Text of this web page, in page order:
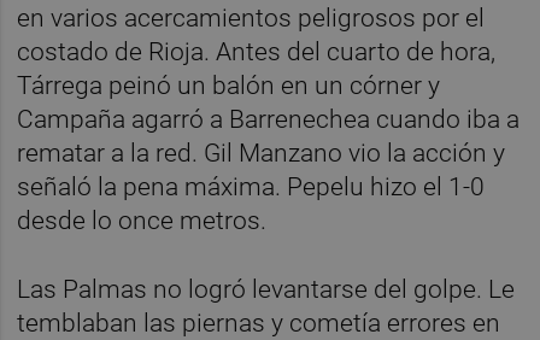
en varios acercamientos peligrosos por el
costado de Rioja. Antes del cuarto de hora,
Tárrega peinó un balón en un córner y
Campaña agarró a Barrenechea cuando iba a
rematar a la red. Gil Manzano vio la acción y
señaló la pena máxima. Pepelu hizo el 1-0
desde lo once metros.
Las Palmas no logró levantarse del golpe. Le
temblaban las piernas y cometía errores en